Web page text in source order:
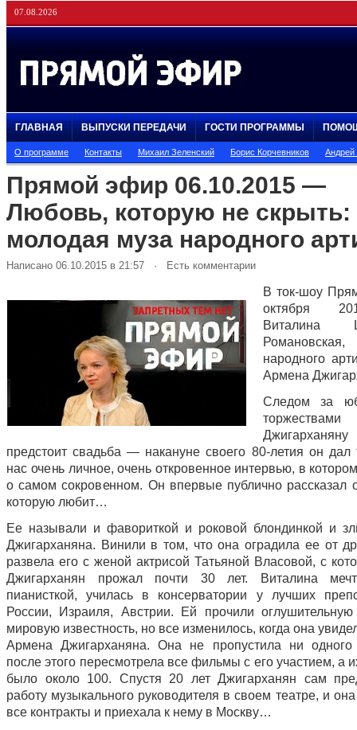
07.08.2026
ГЛАВНАЯ ВЫПУСКИ ПЕРЕДАЧИ ГОСТИ ПРОГРАММЫ
О программе Контакты Михаил Зеленский Борис Корчевников
Прямой эфир 06.10.2015 —
Любовь, которую не скрыть:
молодая муза народного
Написано 06.10.2015 в 21:57 · Есть комментарии
В ток-шоу
октября
Виталина
народного
Армена
Следом за
предстоит свадьба — накануне своего 80-летия он дал
нас очень личное, очень откровенное интервью, в
о самом сокровенном. Он впервые публично рассказал
которую любит…
Ее называли и фавориткой и роковой блондинкой и
Джигарханяна. Винили в том, что она оградила ее от
развела его с женой актрисой Татьяной Власовой, с
Джигарханян прожал почти 30 лет. Виталина
пианисткой, училась в консерватории у лучших
России, Израиля, Австрии. Ей прочили
мировую известность, но все изменилось, когда она
Армена Джигарханяна. Она не пропустила ни одного
после этого пересмотрела все фильмы с его участием, а
было около 100. Спустя 20 лет Джигарханян сам
работу музыкального руководителя в своем театре, и
все контракты и приехала к нему в Москву…